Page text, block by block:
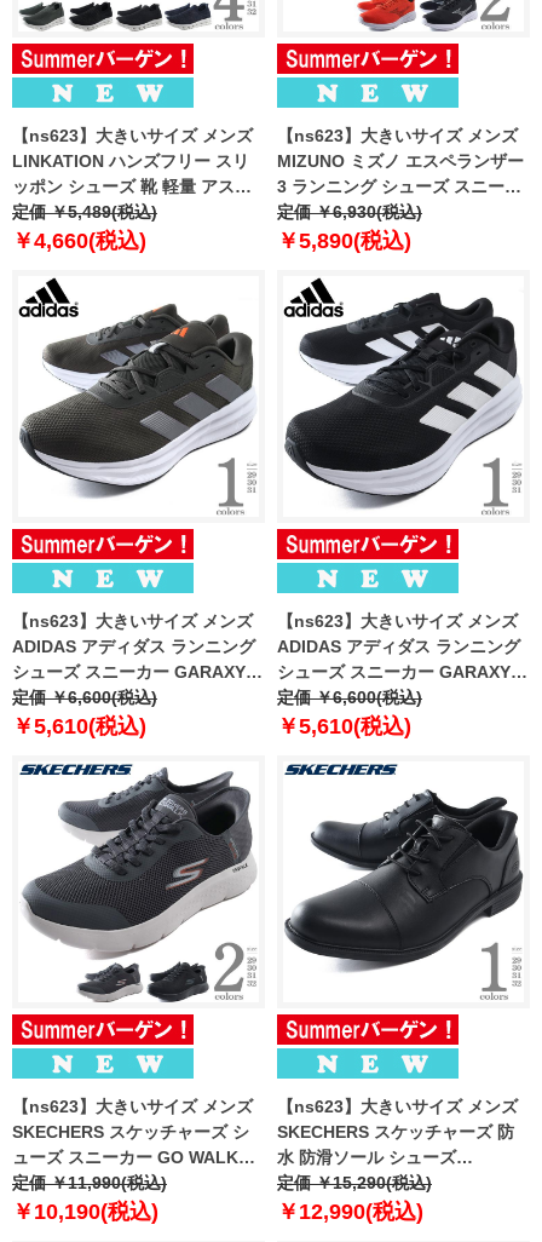
【ns623】大きいサイズ メンズ
LINKATION ハンズフリー スリ
ッポン シューズ 靴 軽量 アスレ
ジャー スポーツウェア 春夏新作
lksn-269001
定価 ￥5,489(税込)
￥4,660(税込)
【ns623】大きいサイズ メンズ
MIZUNO ミズノ エスペランザー
3 ランニング シューズ スニーカ
ー 春夏新作 k1ga2606
定価 ￥6,930(税込)
￥5,890(税込)
【ns623】大きいサイズ メンズ
ADIDAS アディダス ランニング
シューズ スニーカー GARAXY 7
EXTRA WIDE 春夏新作 jq7141
定価 ￥6,600(税込)
￥5,610(税込)
【ns623】大きいサイズ メンズ
ADIDAS アディダス ランニング
シューズ スニーカー GARAXY 7
EXTRA WIDE 春夏新作 jr9585
定価 ￥6,600(税込)
￥5,610(税込)
【ns623】大きいサイズ メンズ
SKECHERS スケッチャーズ シ
ューズ スニーカー GO WALK
FLEX-HANDS UP 春夏新作
216324ww
定価 ￥11,990(税込)
￥10,190(税込)
【ns623】大きいサイズ メンズ
SKECHERS スケッチャーズ 防
水 防滑ソール シューズ
DRESTON-RAMSEY 春夏新作
205837
定価 ￥15,290(税込)
￥12,990(税込)